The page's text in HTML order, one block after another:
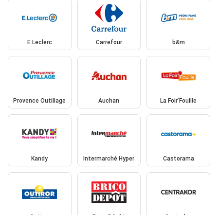
E.Leclerc Carrefour b&m
Provence Outillage Auchan La Foir'Fouille
Kandy Intermarché Hyper Castorama